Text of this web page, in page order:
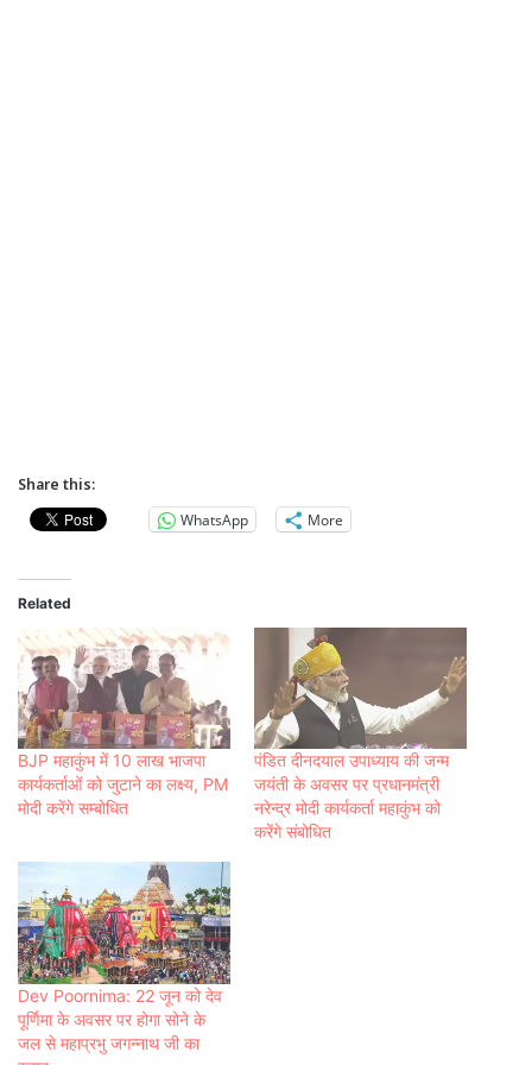
Share this:
WhatsApp
More
Related
BJP महाकुंभ में 10 लाख भाजपा
कार्यकर्ताओं को जुटाने का लक्ष्य, PM
मोदी करेंगे सम्बोधित
पंडित दीनदयाल उपाध्याय की जन्म
जयंती के अवसर पर प्रधानमंत्री
नरेन्द्र मोदी कार्यकर्ता महाकुंभ को
करेंगे संबोधित
Dev Poornima: 22 जून को देव
पूर्णिमा के अवसर पर होगा सोने के
जल से महाप्रभु जगन्नाथ जी का